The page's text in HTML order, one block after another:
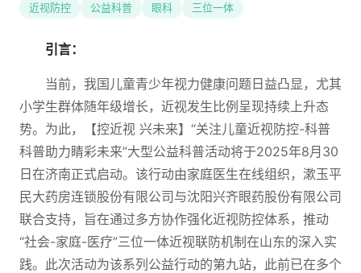
近视防控
公益科普 眼科 三位一体
引言：
当前，我国儿童青少年视力健康问题日益凸显，尤其
小学生群体随年级增长，近视发生比例呈现持续上升态
势。为此，【控近视 兴未来】“关注儿童近视防控-科普
科普助力睛彩未来”大型公益科普活动将于2025年8月30
日在济南正式启动。该行动由家庭医生在线组织，漱玉平
民大药房连锁股份有限公司与沈阳兴齐眼药股份有限公司
联合支持，旨在通过多方协作强化近视防控体系，推动
“社会-家庭-医疗”三位一体近视联防机制在山东的深入实
践。此次活动为该系列公益行动的第九站，此前已在多个